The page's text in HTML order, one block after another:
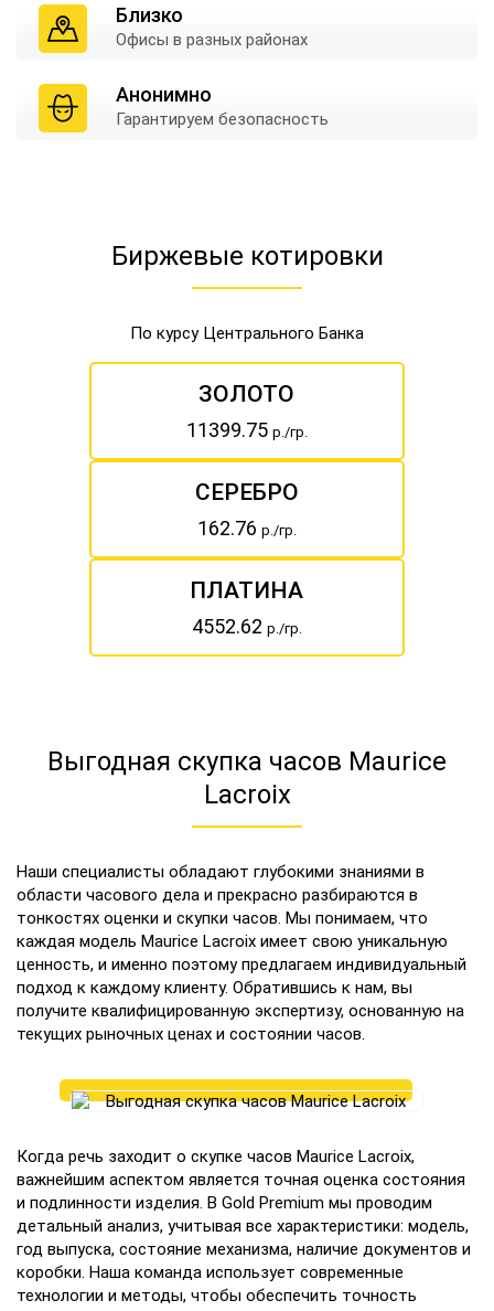
Близко
Офисы в разных районах
Анонимно
Гарантируем безопасность
Биржевые котировки
По курсу Центрального Банка
ЗОЛОТО
11399.75 р./гр.
СЕРЕБРО
162.76 р./гр.
ПЛАТИНА
4552.62 р./гр.
Выгодная скупка часов Maurice
Lacroix
Наши специалисты обладают глубокими знаниями в
области часового дела и прекрасно разбираются в
тонкостях оценки и скупки часов. Мы понимаем, что
каждая модель Maurice Lacroix имеет свою уникальную
ценность, и именно поэтому предлагаем индивидуальный
подход к каждому клиенту. Обратившись к нам, вы
получите квалифицированную экспертизу, основанную на
текущих рыночных ценах и состоянии часов.
Когда речь заходит о скупке часов Maurice Lacroix,
важнейшим аспектом является точная оценка состояния
и подлинности изделия. В Gold Premium мы проводим
детальный анализ, учитывая все характеристики: модель,
год выпуска, состояние механизма, наличие документов и
коробки. Наша команда использует современные
технологии и методы, чтобы обеспечить точность